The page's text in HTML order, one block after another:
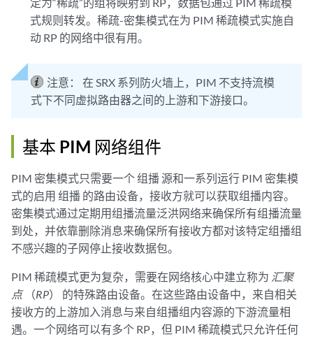
式规则转发。稀疏-密集模式在为 PIM 稀疏模式实施自
动 RP 的网络中很有用。
注意：
在 SRX 系列防火墙上，PIM 不支持流模
式下不同虚拟路由器之间的上游和下游接口。
基本 PIM 网络组件
PIM 密集模式只需要一个 组播 源和一系列运行 PIM 密集模
式的启用 组播 的路由设备，接收方就可以获取组播内容。
密集模式通过定期用组播流量泛洪网络来确保所有组播流量
到处，并依靠删除消息来确保所有接收方都对该特定组播组
不感兴趣的子网停止接收数据包。
PIM 稀疏模式更为复杂，需要在网络核心中建立称为 汇聚
点（RP） 的特殊路由设备。在这些路由设备中，来自相关
接收方的上游加入消息与来自组播组内容源的下游流量相
遇。一个网络可以有多个 RP，但 PIM 稀疏模式只允许任何